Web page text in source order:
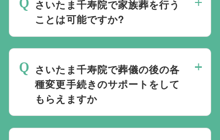
れる人数によって選んだ式場が適している
か注意しておくと良いです。当社の相談員
は斎場を熟知しておりますので、ご不安な
点がありましたらお気軽にご相談くださ
い。
さいたま千寿院で家族葬を行う
ことは可能ですか?
要望にお応えしております。
さいたま千寿院で葬儀の後の各
種変更手続きのサポートをして
もらえますか